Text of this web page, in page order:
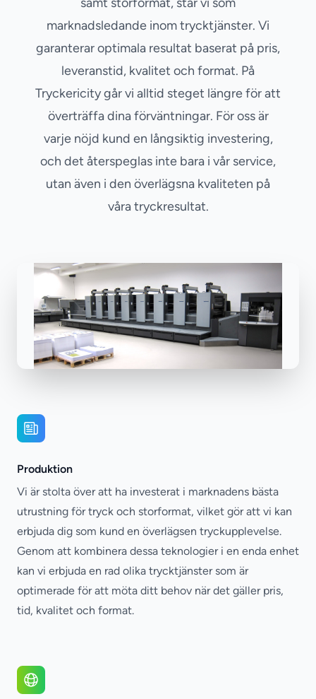
marknadsledande inom trycktjänster. Vi
garanterar optimala resultat baserat på pris,
leveranstid, kvalitet och format. På
Tryckericity går vi alltid steget längre för att
överträffa dina förväntningar. För oss är
varje nöjd kund en långsiktig investering,
och det återspeglas inte bara i vår service,
utan även i den överlägsna kvaliteten på
våra tryckresultat.
Produktion
Vi är stolta över att ha investerat i marknadens bästa
utrustning för tryck och storformat, vilket gör att vi kan
erbjuda dig som kund en överlägsen tryckupplevelse.
Genom att kombinera dessa teknologier i en enda enhet
kan vi erbjuda en rad olika trycktjänster som är
optimerade för att möta ditt behov när det gäller pris,
tid, kvalitet och format.